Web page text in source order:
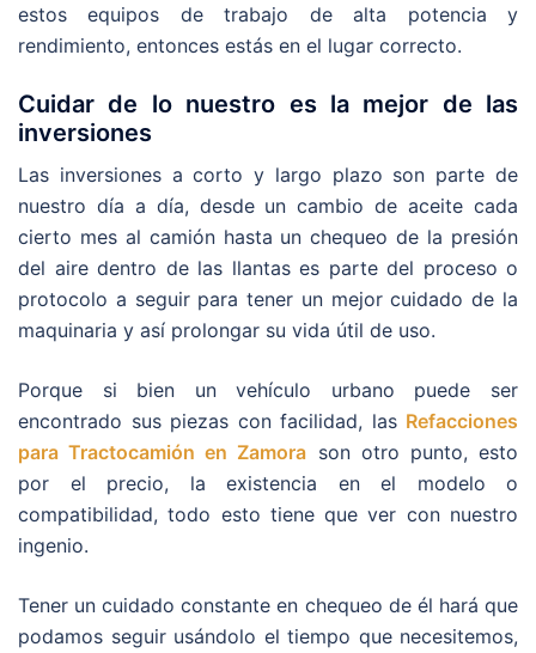
estos equipos de trabajo de alta potencia y
rendimiento, entonces estás en el lugar correcto.
Cuidar de lo nuestro es la mejor de las
inversiones
Las inversiones a corto y largo plazo son parte de
nuestro día a día, desde un cambio de aceite cada
cierto mes al camión hasta un chequeo de la presión
del aire dentro de las llantas es parte del proceso o
protocolo a seguir para tener un mejor cuidado de la
maquinaria y así prolongar su vida útil de uso.
Porque si bien un vehículo urbano puede ser
encontrado sus piezas con facilidad, las Refacciones
para Tractocamión en Zamora son otro punto, esto
por el precio, la existencia en el modelo o
compatibilidad, todo esto tiene que ver con nuestro
ingenio.
Tener un cuidado constante en chequeo de él hará que
podamos seguir usándolo el tiempo que necesitemos,